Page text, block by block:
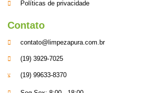
Políticas de privacidade
Contato
contato@limpezapura.com.br
(19) 3929-7025
(19) 99633-8370